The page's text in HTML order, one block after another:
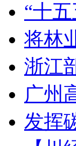
“十
将林
浙江
广州
发挥